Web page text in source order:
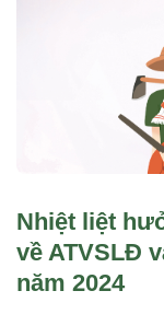
Nhiệt liệt
về ATVSLĐ
năm 2024